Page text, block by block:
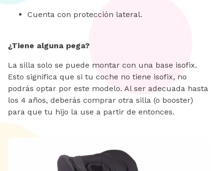
Cuenta con protección lateral.
¿Tiene alguna pega?
La silla solo se puede montar con una base isofix.
Esto significa que si tu coche no tiene isofix, no
podrás optar por este modelo. Al ser adecuada hasta
los 4 años, deberás comprar otra silla (o booster)
para que tu hijo la use a partir de entonces.